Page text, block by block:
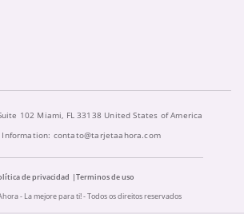
102 Miami, FL 33138 United States of America
contato@tarjetaahora.com
de privacidad
Terminos de uso
- La mejore para ti! - Todos os direitos reservados